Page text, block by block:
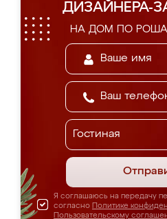
ДИЗАЙНЕРА-
НА ДОМ ПО
Я соглашаюсь на передачу
согласно Политике
Пользовательскому